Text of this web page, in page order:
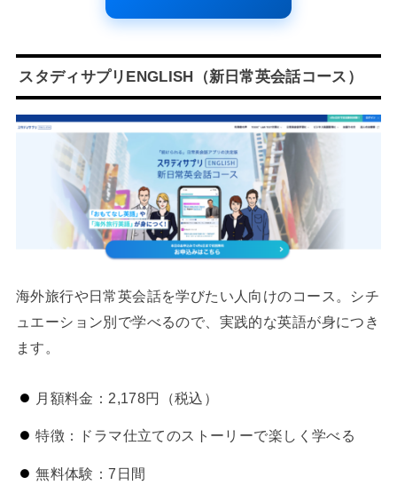
スタディサプリENGLISH（新日常英会話コース）
海外旅行や日常英会話を学びたい人向けのコース。シチ
ュエーション別で学べるので、実践的な英語が身につき
ます。
月額料金：2,178円（税込）
特徴：ドラマ仕立てのストーリーで楽しく学べる
無料体験：7日間